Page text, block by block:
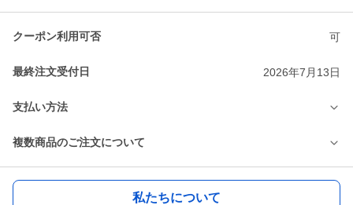
クーポン利用可否 可
最終注文受付日 2026年7月13日
支払い方法
複数商品のご注文について
私たちについて